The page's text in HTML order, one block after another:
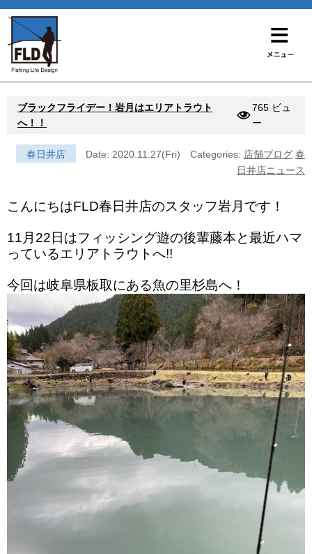
ブラックフライデー！岩月はエリアトラウト
へ！！
765 ビュ
ー
春日井店 Date: 2020.11.27(Fri) Categories: 店舗ブログ 春
日井店ニュース
こんにちはFLD春日井店のスタッフ岩月です！
11月22日はフィッシング遊の後輩藤本と最近ハマ
っているエリアトラウトへ!!
今回は岐阜県板取にある魚の里杉島へ！